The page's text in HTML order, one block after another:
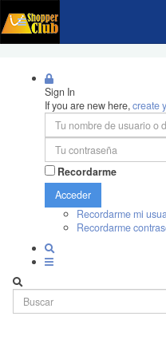
Sign In
If you are new here,create
Recordarme
Acceder
Recordarme mi
Recordarme